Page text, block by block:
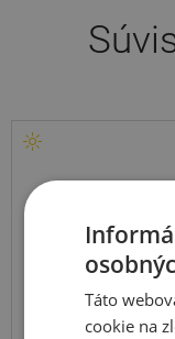
Táto
cookie na